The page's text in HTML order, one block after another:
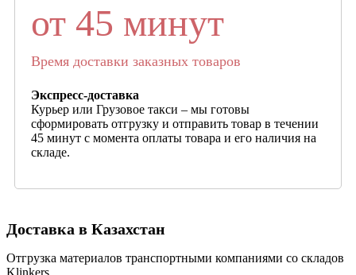
от 45 минут
Время доставки заказных товаров
Экспресс-доставка
Курьер или Грузовое такси – мы готовы
сформировать отгрузку и отправить товар в течении
45 минут с момента оплаты товара и его наличия на
складе.
Доставка в Казахстан
Отгрузка материалов транспортными компаниями со складов
Klinkers.